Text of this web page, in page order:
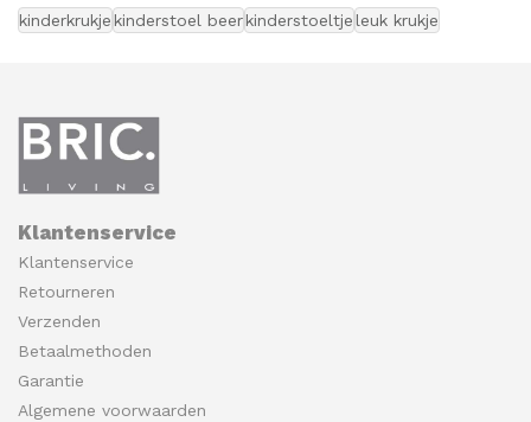
kinderkrukje kinderstoel beerkinderstoeltje leuk krukje
Klantenservice
Klantenservice
Retourneren
Verzenden
Betaalmethoden
Garantie
Algemene voorwaarden